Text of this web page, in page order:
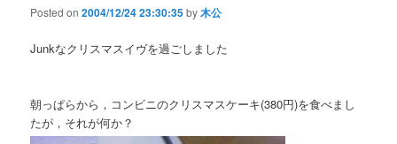
ョ
Posted on2004/12/24 23:30:35by木公
Junkなクリスマスイヴを過ごしました
朝っぱらから，コンビニのクリスマスケーキ(380円)を食べまし
たが，それが何か？